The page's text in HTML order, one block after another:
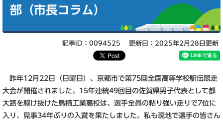
部（市長コラム）
記事ID：0094525 更新日：2025年2月28日更新
昨年12月22日（日曜日）、京都市で第75回全国高等学校駅伝競走
大会が開催されました。15年連続49回目の佐賀県男子代表として都
大路を駆け抜けた鳥栖工業高校は、選手全員の粘り強い走りで7位に
入り、見事34年ぶりの入賞を果たしました。私も現地で選手の皆さん